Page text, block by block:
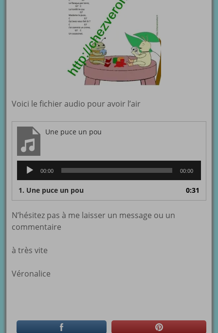
Voici le fichier audio pour avoir l’air
Une puce un pou
Lecteur
audio
00:00 00:00
1. Une puce un pou 0:31
N’hésitez pas à me laisser un message ou un
commentaire
à très vite
Véronalice